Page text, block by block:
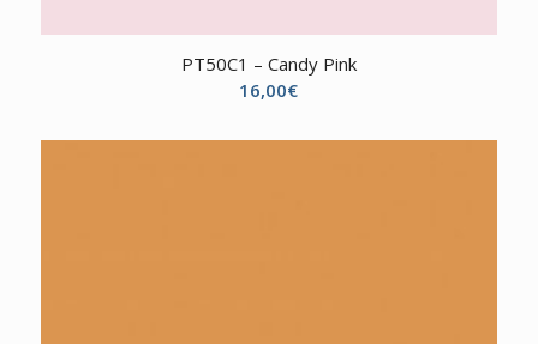
PT50C1 – Candy Pink
16,00€